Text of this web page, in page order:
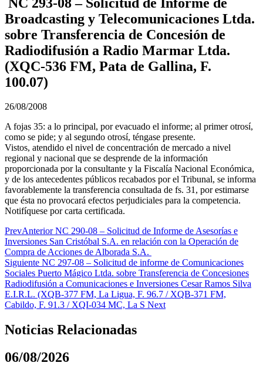
Broadcasting y Telecomunicaciones Ltda.
sobre Transferencia de Concesión de
Radiodifusión a Radio Marmar Ltda.
(XQC-536 FM, Pata de Gallina, F.
100.07)
26/08/2008
A fojas 35: a lo principal, por evacuado el informe; al primer otrosí,
como se pide; y al segundo otrosí, téngase presente.
Vistos, atendido el nivel de concentración de mercado a nivel
regional y nacional que se desprende de la información
proporcionada por la consultante y la Fiscalía Nacional Económica,
y de los antecedentes públicos recabados por el Tribunal, se informa
favorablemente la transferencia consultada de fs. 31, por estimarse
que ésta no provocará efectos perjudiciales para la competencia.
Notifíquese por carta certificada.
PrevAnteriorNC 290-08 – Solicitud de Informe de Asesorías e
Inversiones San Cristóbal S.A. en relación con la Operación de
Compra de Acciones de Alborada S.A.
Siguiente NC 297-08 – Solicitud de informe de Comunicaciones
Sociales Puerto Mágico Ltda. sobre Transferencia de Concesiones
Radiodifusión a Comunicaciones e Inversiones Cesar Ramos Silva
E.I.R.L. (XQB-377 FM, La Ligua, F. 96.7 / XQB-371 FM,
Cabildo, F. 91.3 / XQI-034 MC, La S Next
Noticias Relacionadas
06/08/2026